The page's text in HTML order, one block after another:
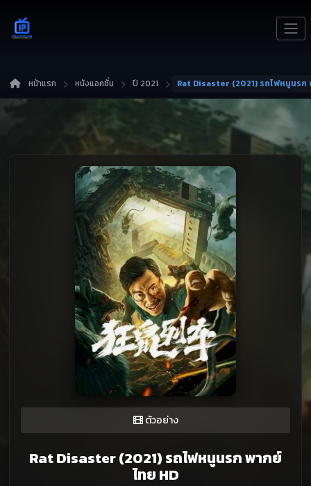
หน้าแรก หนังแอคชั่น ปี 2021
ตัวอย่าง
Rat Disaster (2021) รถไฟหนูนรก พากย์
ไทย HD